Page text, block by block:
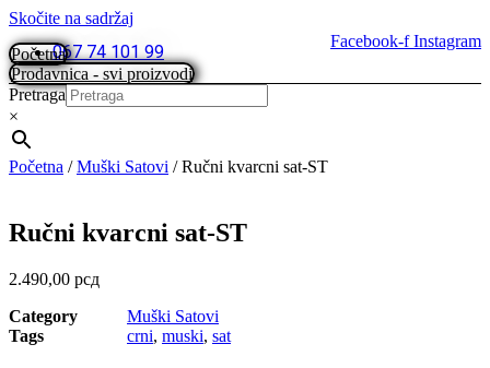
Skočite na sadržaj
Facebook-f Instagram
067 74 101 99
Početna
Prodavnica - svi proizvodi
Pretraga
×
Početna /Muški Satovi / Ručni kvarcni sat-ST
Ručni kvarcni sat-ST
2.490,00 рсд
Category
Muški Satovi
Tags
crni, muski, sat